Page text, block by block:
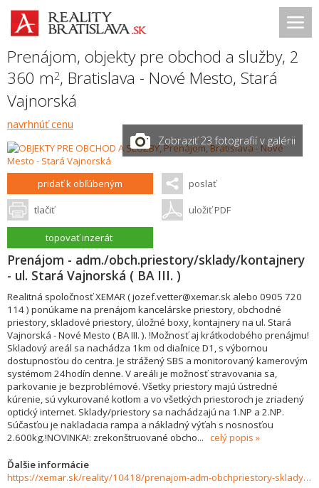
Prenájom, objekty pre obchod a služby, 2
360 m2, Bratislava - Nové Mesto, Stará
Vajnorská
navrhnúť cenu
Zobraziť 23 fotografií v galérii
pridať k obľúbeným poslať
tlačiť uložiť PDF
topovať inzerát
Prenájom - adm./obch.priestory/sklady/kontajnery
- ul. Stará Vajnorská ( BA III. )
Realitná spoločnosť XEMAR ( jozef.vetter@xemar.sk alebo 0905 720
114 ) ponúkame na prenájom kancelárske priestory, obchodné
priestory, skladové priestory, úložné boxy, kontajnery na ul. Stará
Vajnorská - Nové Mesto ( BA III. ). !Možnosť aj krátkodobého prenájmu!
Skladový areál sa nachádza 1km od diaľnice D1, s výbornou
dostupnosťou do centra. Je strážený SBS a monitorovaný kamerovým
systémom 24hodín denne. V areáli je možnosť stravovania sa,
parkovanie je bezproblémové. Všetky priestory majú ústredné
kúrenie, sú vykurované kotlom a vo všetkých priestoroch je zriadený
optický internet. Sklady/priestory sa nachádzajú na 1.NP a 2.NP.
Súčasťou je nakladacia rampa a nákladný výťah s nosnosťou
2.600kg.!NOVINKA!: zrekonštruované obcho... celý popis
Ďalšie informácie
https://xemar.sk/reality/10418/prenajom-adm-obchpriestory-sklady-kontajnery-ul-stara-vajnorska-ba-iii